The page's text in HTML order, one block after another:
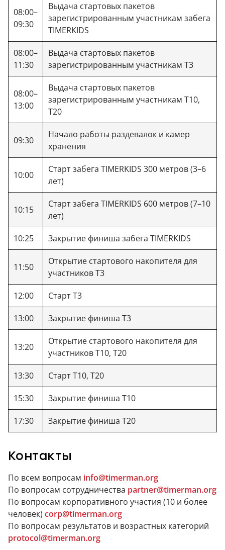
08:00–
09:30
Выдача стартовых пакетов
зарегистрированным участникам забега
TIMERKIDS
08:00–
11:30
Выдача стартовых пакетов
зарегистрированным участникам Т3
08:00–
13:00
Выдача стартовых пакетов
зарегистрированным участникам Т10,
Т20
09:30
Начало работы раздевалок и камер
хранения
10:00
Старт забега TIMERKIDS 300 метров (3–6
лет)
10:15
Старт забега TIMERKIDS 600 метров (7–10
лет)
10:25 Закрытие финиша забега TIMERKIDS
11:50
Открытие стартового накопителя для
участников Т3
12:00 Старт Т3
13:00 Закрытие финиша Т3
13:20
Открытие стартового накопителя для
участников Т10, Т20
13:30 Старт Т10, Т20
15:30 Закрытие финиша Т10
17:30 Закрытие финиша Т20
Контакты
По всем вопросам info@timerman.org
По вопросам сотрудничества partner@timerman.org
По вопросам корпоративного участия (10 и более
человек) corp@timerman.org
По вопросам результатов и возрастных категорий
protocol@timerman.org